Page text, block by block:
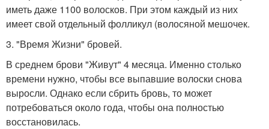
иметь даже 1100 волосков. При этом каждый из них
имеет свой отдельный фолликул (волосяной мешочек.
3. "Время Жизни" бровей.
В среднем брови "Живут" 4 месяца. Именно столько
времени нужно, чтобы все выпавшие волоски снова
выросли. Однако если сбрить бровь, то может
потребоваться около года, чтобы она полностью
восстановилась.